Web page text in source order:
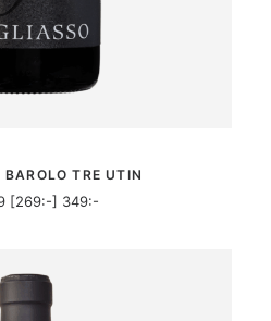
TRE UTIN
[269:-] 349:-